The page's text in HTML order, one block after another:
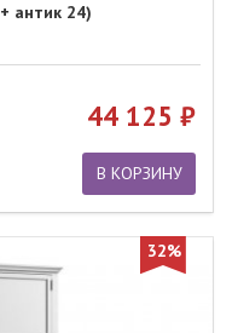
антик 24)
44 125
В КОРЗИНУ
32%